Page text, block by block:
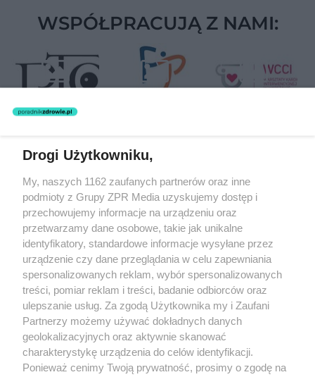
WSPÓŁPRACUJĄ Z NAMI:
rozpowszechniany lub dalej rozpowszechniany w jakikolwiek sposób
(w tym także elektroniczny lub mechaniczny) na jakimkolwiek polu
eksploatacji w jakiejkolwiek formie, włącznie z umieszczaniem w
Internecie bez pisemnej zgody właściciela praw. Jakiekolwiek użycie
lub wykorzystanie utworów w całości lub w części z naruszeniem
prawa, tzn. bez właściwej zgody, jest zabronione pod groźbą kary i
może być ścigane prawnie.
O nas
Drogi Użytkowniku,
My, naszych 1162 zaufanych partnerów oraz inne
podmioty z Grupy ZPR Media uzyskujemy dostęp i
przechowujemy informacje na urządzeniu oraz
przetwarzamy dane osobowe, takie jak unikalne
identyfikatory, standardowe informacje wysyłane przez
urządzenie czy dane przeglądania w celu zapewniania
spersonalizowanych reklam, wybór spersonalizowanych
treści, pomiar reklam i treści, badanie odbiorców oraz
ulepszanie usług. Za zgodą Użytkownika my i Zaufani
Partnerzy możemy używać dokładnych danych
geolokalizacyjnych oraz aktywnie skanować
charakterystykę urządzenia do celów identyfikacji.
Ponieważ cenimy Twoją prywatność, prosimy o zgodę na